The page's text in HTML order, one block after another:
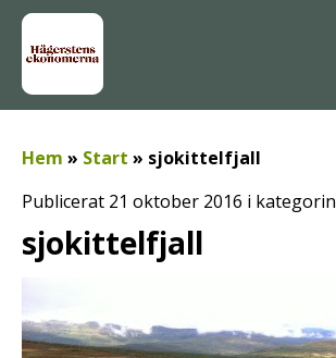
Hem » Start » sjokittelfjall
Publicerat 21 oktober 2016 i kategorin
sjokittelfjall